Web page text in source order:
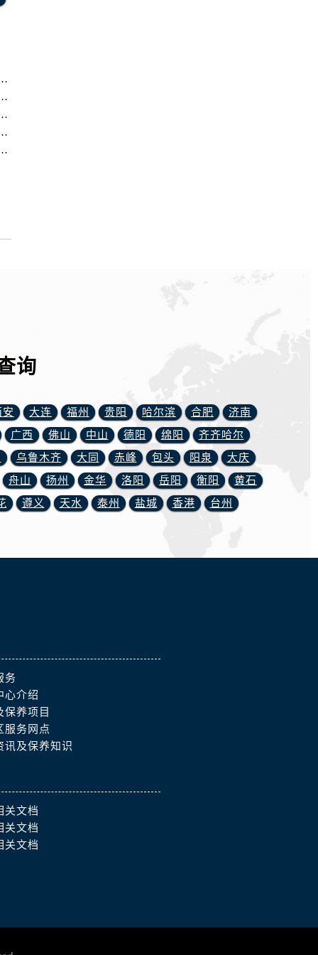
中心｜最新电话及地址（2026年7月最新）
心｜网点地址及售后热线（2026年7月最新）
心｜热线电话与网点地址（2026年7月最新）
中心｜全新地址电话一览（2026年7月最新）
心｜最新地址与售后热线（2026年7月最新）
询
安 大连 福州 贵阳 哈尔滨 合肥
济南
广西 佛山 中山 德阳 绵阳
齐齐哈尔
乌鲁木齐 大同 赤峰 包头 阳泉
大庆
舟山 扬州 金华 洛阳 岳阳 衡阳
黄石
遵义 天水 泰州 盐城 香港 台州
务
心介绍
保养项目
服务网点
讯及保养知识
关文档
关文档
关文档